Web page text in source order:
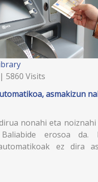
5860 Visits
asmakizun
nonahi eta noiznahi
Baliabide erosoa da.
ez dira